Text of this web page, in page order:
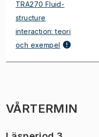
TRA270 Fluid-
structure
interaction: teori
och exempel
VÅRTERMIN